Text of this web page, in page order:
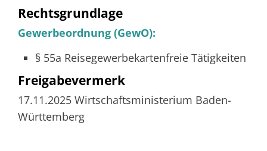
Rechtsgrundlage
Gewerbeordnung (GewO):
§ 55a Reisegewerbekartenfreie Tätigkeiten
Freigabevermerk
17.11.2025 Wirtschaftsministerium Baden-
Württemberg